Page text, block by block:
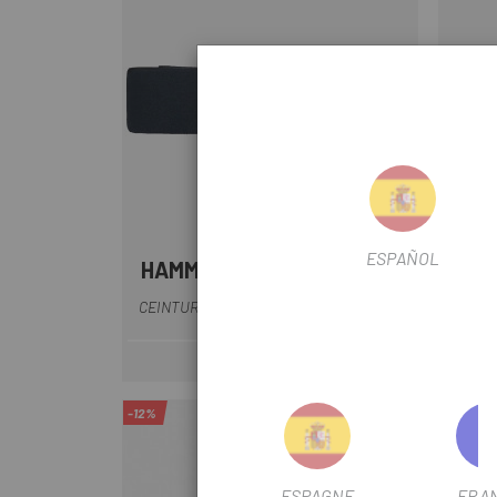
HAMMERHEAD
CEINTURE CARDIO HAMMERHEAD KAROO
-12% -12%
ESPAÑOL